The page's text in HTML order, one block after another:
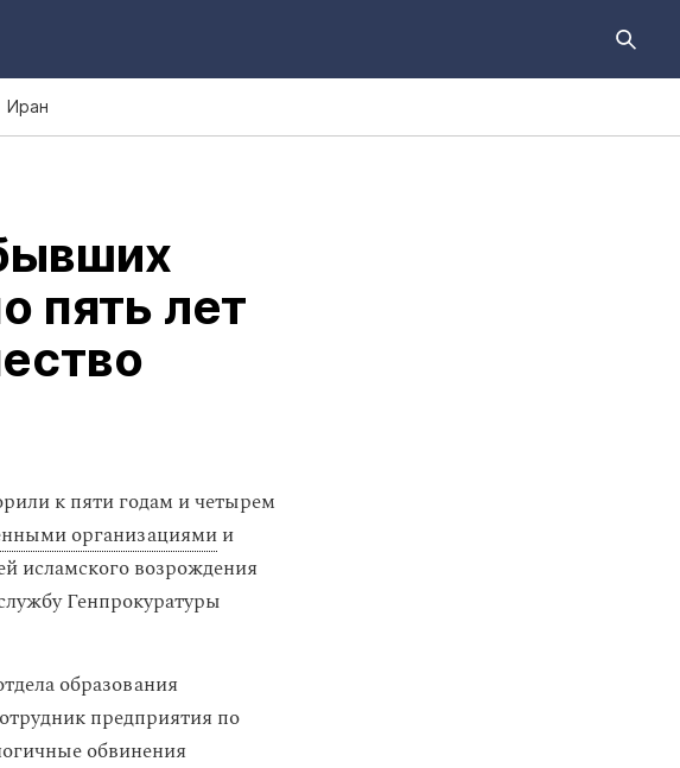
Иран
пять лет
к пяти годам и четырем
организациямии
исламского возрождения
Генпрокуратуры
образования
предприятия по
обвинения